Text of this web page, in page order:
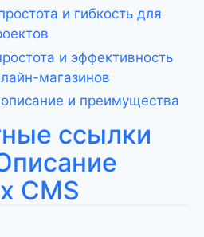
и гибкость для
и эффективность
магазинов
и преимущества
ссылки
CMS